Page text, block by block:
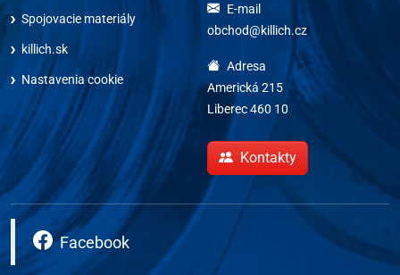
Spojovacie materiály
killich.sk
Nastavenia cookie
E-mail
obchod@killich.cz
Adresa
Americká 215
Liberec 460 10
Kontakty
Facebook